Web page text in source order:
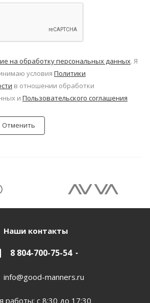
на обработку персональных данных. Я
условия Политики
в отношении обработки
и Пользовательского соглашения
Отменить
Наши контакты
8 804-700-75-54
info@good-manners.ru
работы: с 8:30 до 17:30